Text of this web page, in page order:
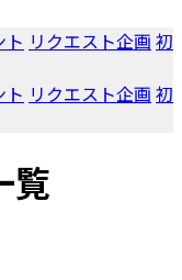
ト リクエスト企画 初
ト リクエスト企画 初
覧